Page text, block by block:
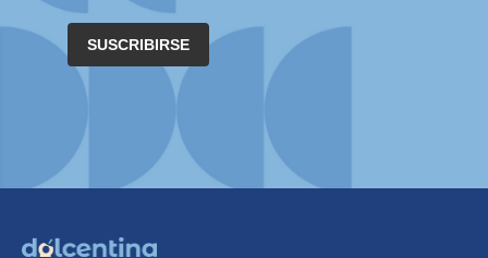
SUSCRIBIRSE